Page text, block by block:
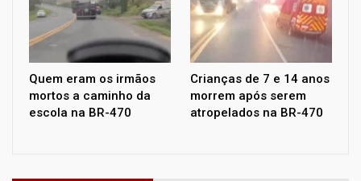
Quem eram os irmãos
mortos a caminho da
escola na BR-470
Crianças de 7 e 14 anos
morrem após serem
atropelados na BR-470